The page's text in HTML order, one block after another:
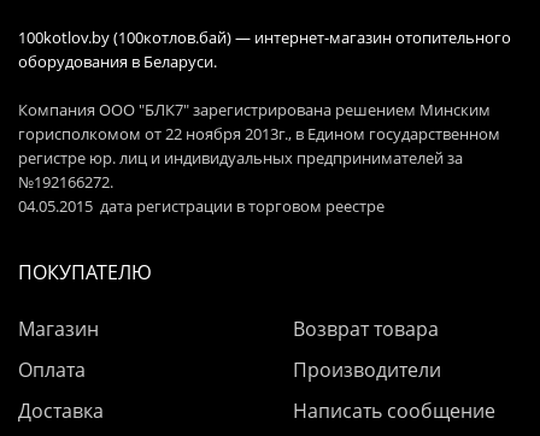
100kotlov.by (100котлов.бай) — интернет-магазин отопительного
оборудования в Беларуси.
Компания ООО "БЛК7" зарегистрирована решением Минским
горисполкомом от 22 ноября 2013г., в Едином государственном
регистре юр. лиц и индивидуальных предпринимателей за
№192166272.
04.05.2015 дата регистрации в торговом реестре
ПОКУПАТЕЛЮ
Магазин
Оплата
Доставка
Возврат товара
Производители
Написать сообщение